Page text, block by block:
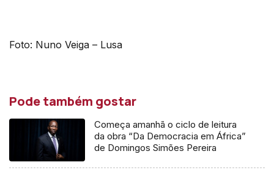
Foto: Nuno Veiga – Lusa
Pode também gostar
Começa amanhã o ciclo de leitura
da obra “Da Democracia em África”
de Domingos Simões Pereira